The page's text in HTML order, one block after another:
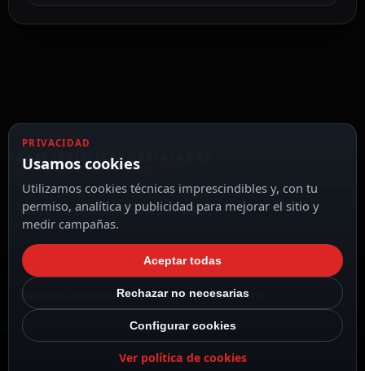
CARACTERÍSTICAS DESTACADAS
VER TODAS LAS CARACTERÍSTICAS
Fibra de tipo Multimodo (MMF)
Distancia máxima de hasta 1 Kilómetro
PRIVACIDAD
Usamos cookies
Utilizamos cookies técnicas imprescindibles y, con tu
permiso, analítica y publicidad para mejorar el sitio y
medir campañas.
Aceptar todas
Rechazar no necesarias
Configurar cookies
Ver política de cookies